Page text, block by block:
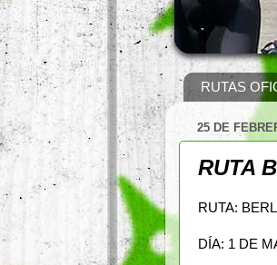
RUTAS
25 DE
RUTA
RUTA:
DÍA: 1 DE